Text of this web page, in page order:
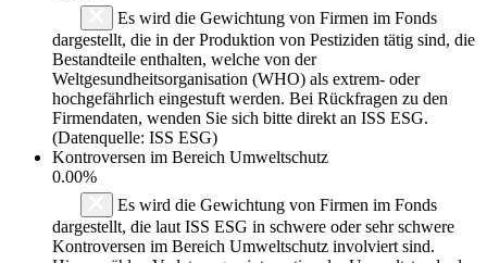
Es wird die Gewichtung von Firmen im Fonds
dargestellt, die in der Produktion von Pestiziden tätig sind, die
Bestandteile enthalten, welche von der
Weltgesundheitsorganisation (WHO) als extrem- oder
hochgefährlich eingestuft werden. Bei Rückfragen zu den
Firmendaten, wenden Sie sich bitte direkt an ISS ESG.
(Datenquelle: ISS ESG)
Kontroversen im Bereich Umweltschutz
0.00%
Es wird die Gewichtung von Firmen im Fonds
dargestellt, die laut ISS ESG in schwere oder sehr schwere
Kontroversen im Bereich Umweltschutz involviert sind.